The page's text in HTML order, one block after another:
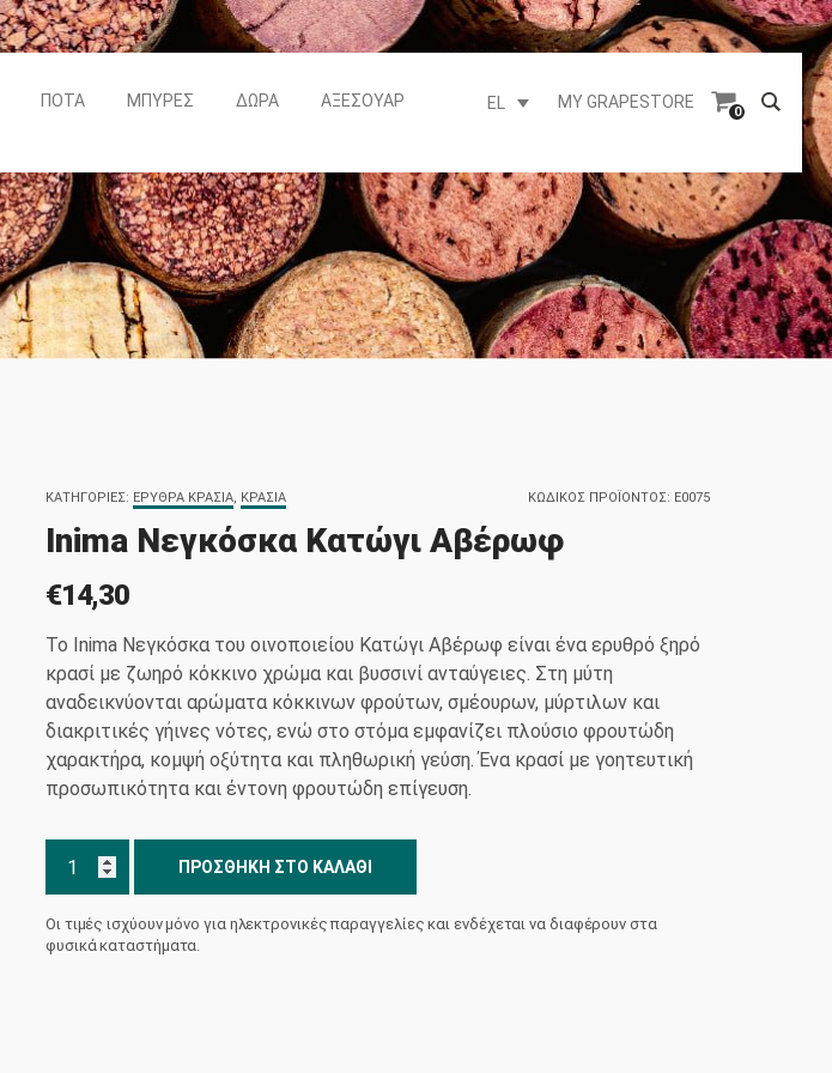
ΠΟΤΆ ΜΠΎΡΕΣ ΔΏΡΑ ΑΞΕΣΟΥΆΡ EL MY GRAPESTORE
0
ΚΩΔΙΚΌΣ ΠΡΟΪΌΝΤΟΣ: E0075
ΚΑΤΗΓΟΡΊΕΣ: ΕΡΥΘΡΆ ΚΡΑΣΙΆ, ΚΡΑΣΙΆ
Inima Νεγκόσκα Κατώγι Αβέρωφ
€14,30
Το Inima Νεγκόσκα του οινοποιείου Κατώγι Αβέρωφ είναι ένα ερυθρό ξηρό
κρασί με ζωηρό κόκκινο χρώμα και βυσσινί ανταύγειες. Στη μύτη
αναδεικνύονται αρώματα κόκκινων φρούτων, σμέουρων, μύρτιλων και
διακριτικές γήινες νότες, ενώ στο στόμα εμφανίζει πλούσιο φρουτώδη
χαρακτήρα, κομψή οξύτητα και πληθωρική γεύση. Ένα κρασί με γοητευτική
προσωπικότητα και έντονη φρουτώδη επίγευση.
Νεγκόσκα
Αβέρωφ
ΠΡΟΣΘΉΚΗ ΣΤΟ ΚΑΛΆΘΙ
Οι τιμές ισχύουν μόνο για ηλεκτρονικές παραγγελίες και ενδέχεται να διαφέρουν στα
φυσικά καταστήματα.